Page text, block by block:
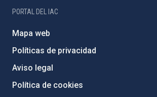
PORTAL DEL IAC
Mapa web
Políticas de privacidad
Aviso legal
Política de cookies